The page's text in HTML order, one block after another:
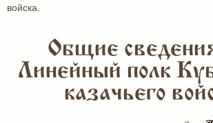
войска.
Общие
Линейный полк
казачьего